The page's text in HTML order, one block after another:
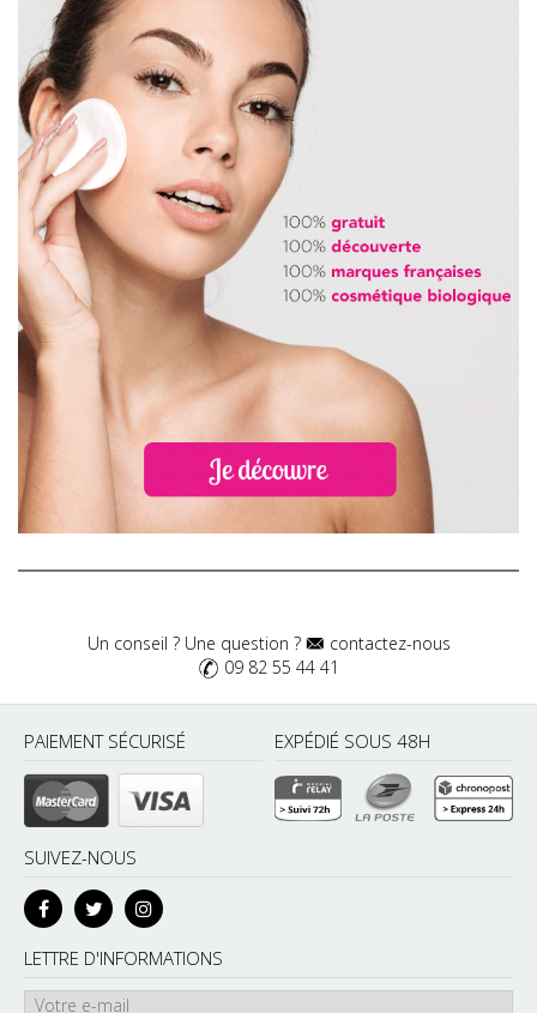
Un conseil ? Une question ?
contactez-nous
09 82 55 44 41
PAIEMENT SÉCURISÉ EXPÉDIÉ SOUS 48H
SUIVEZ-NOUS
LETTRE D'INFORMATIONS